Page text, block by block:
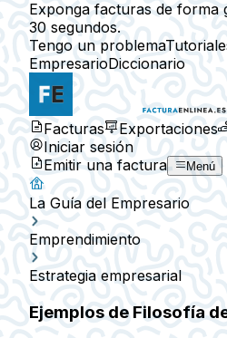
Exponga facturas de forma
30 segundos.
Tengo un problema
EmpresarioDiccionario
Facturas Exportaciones
Iniciar sesión
Emitir una factura
Menú
La Guía del Empresario
Emprendimiento
Estrategia empresarial
Ejemplos de Filosofía